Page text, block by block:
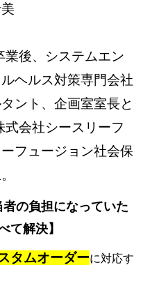
後、システムエン
ヘルス対策専門会社
ント、企画室室長と
式会社シースリーフ
フュージョン社会保
者の負担になっていた
て解決】
タムオーダーに対応す